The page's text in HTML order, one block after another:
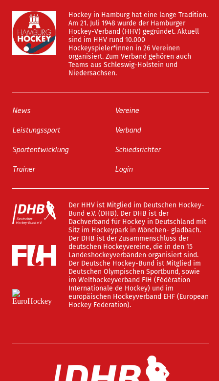
Hockey in Hamburg hat eine lange Tradition.
Am 21. Juli 1948 wurde der Hamburger
Hockey-Verband (HHV) gegründet. Aktuell
sind im HHV rund 10.000
Hockeyspieler*innen in 26 Vereinen
organisiert. Zum Verband gehören auch
Teams aus Schleswig-Holstein und
Niedersachsen.
News
Leistungssport
Sportentwicklung
Trainer
Vereine
Verband
Schiedsrichter
Login
Der HHV ist Mitglied im Deutschen Hockey-
Bund e.V. (DHB). Der DHB ist der
Dachverband für Hockey in Deutschland mit
Sitz im Hockeypark in Mönchen- gladbach.
Der DHB ist der Zusammenschluss der
deutschen Hockeyvereine, die in den 15
Landeshockeyverbänden organisiert sind.
Der Deutsche Hockey-Bund ist Mitglied im
Deutschen Olympischen Sportbund, sowie
im Welthockeyverband FIH (Fédération
Internationale de Hockey) und im
europäischen Hockeyverband EHF (European
Hockey Federation).